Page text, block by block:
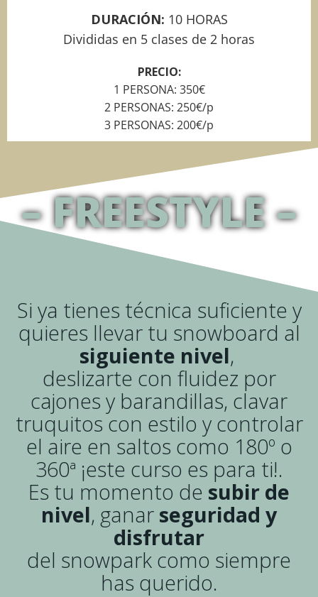
DURACIÓN: 10 HORAS
Divididas en 5 clases de 2 horas
PRECIO:
1 PERSONA: 350€
2 PERSONAS: 250€/p
3 PERSONAS: 200€/p
– FREESTYLE –
Si ya tienes técnica suficiente y
quieres llevar tu snowboard al
siguiente nivel,
deslizarte con fluidez por
cajones y barandillas, clavar
truquitos con estilo y controlar
el aire en saltos como 180º o
360ª ¡este curso es para ti!.
Es tu momento de subir de
nivel, ganar seguridad y
disfrutar
del snowpark como siempre
has querido.